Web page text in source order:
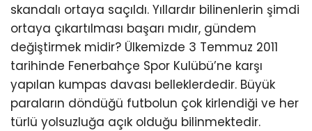
skandalı ortaya saçıldı. Yıllardır bilinenlerin şimdi
ortaya çıkartılması başarı mıdır, gündem
değiştirmek midir? Ülkemizde 3 Temmuz 2011
tarihinde Fenerbahçe Spor Kulübü’ne karşı
yapılan kumpas davası belleklerdedir. Büyük
paraların döndüğü futbolun çok kirlendiği ve her
türlü yolsuzluğa açık olduğu bilinmektedir.